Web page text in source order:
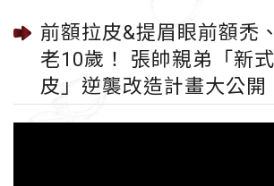
前額拉皮&提眉眼前額禿
老10歲！ 張帥親弟「新
皮」逆襲改造計畫大公開